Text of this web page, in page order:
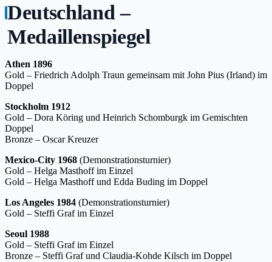
Deutschland –
Medaillenspiegel
Athen 1896
Gold – Friedrich Adolph Traun gemeinsam mit John Pius (Irland) im
Doppel
Stockholm 1912
Gold – Dora Köring und Heinrich Schomburgk im Gemischten
Doppel
Bronze – Oscar Kreuzer
Mexico-City 1968 (Demonstrationsturnier)
Gold – Helga Masthoff im Einzel
Gold – Helga Masthoff und Edda Buding im Doppel
Los Angeles 1984 (Demonstrationsturnier)
Gold – Steffi Graf im Einzel
Seoul 1988
Gold – Steffi Graf im Einzel
Bronze – Steffi Graf und Claudia-Kohde Kilsch im Doppel